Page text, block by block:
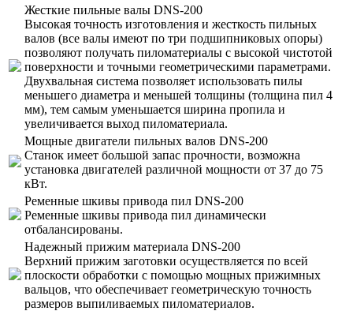
Жесткие пильные валы DNS-200
Высокая точность изготовления и жесткость пильных
валов (все валы имеют по три подшипниковых опоры)
позволяют получать пиломатериалы с высокой чистотой
поверхности и точными геометрическими параметрами.
Двухвальная система позволяет использовать пилы
меньшего диаметра и меньшей толщины (толщина пил 4
мм), тем самым уменьшается ширина пропила и
увеличивается выход пиломатериала.
Мощные двигатели пильных валов DNS-200
Станок имеет большой запас прочности, возможна
установка двигателей различной мощности от 37 до 75
кВт.
Ременные шкивы привода пил DNS-200
Ременные шкивы привода пил динамически
отбалансированы.
Надежный прижим материала DNS-200
Верхний прижим заготовки осуществляется по всей
плоскости обработки с помощью мощных прижимных
вальцов, что обеспечивает геометрическую точность
размеров выпиливаемых пиломатериалов.